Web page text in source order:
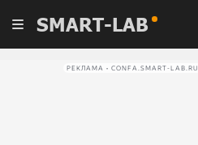
SMART-LAB
РЕКЛАМА • CONFA.SMART-LAB.RU